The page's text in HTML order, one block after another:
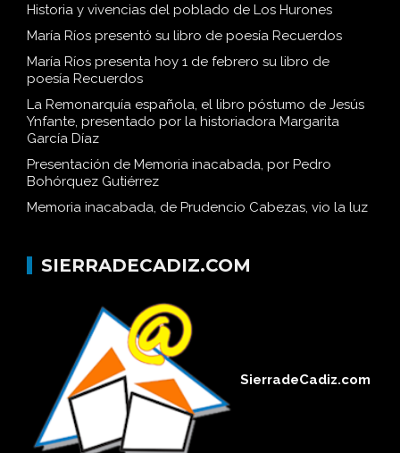
Historia y vivencias del poblado de Los Hurones
María Ríos presentó su libro de poesía Recuerdos
María Ríos presenta hoy 1 de febrero su libro de
poesía Recuerdos
La Remonarquía española, el libro póstumo de Jesús
Ynfante, presentado por la historiadora Margarita
García Díaz
Presentación de Memoria inacabada, por Pedro
Bohórquez Gutiérrez
Memoria inacabada, de Prudencio Cabezas, vio la luz
SIERRADECADIZ.COM
SierradeCadiz.com